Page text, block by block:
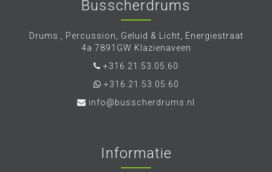
Esdalcollege, OPDC, Carmelcollege,
TerApel, De Nieuwe Veste Coevorden, Nieuwe
Veste Hardenberg, Terra college, DFA Meppen,
Thriantaschool, vele basisscholen etc.etc
Busscherdrums
Drums , Percussion, Geluid & Licht, Energiestraat
4a 7891GW Klazienaveen
+316.21.53.05.60
+316.21.53.05.60
info@busscherdrums.nl
Informatie